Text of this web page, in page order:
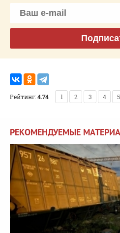
Рейтинг:4.74 1 2 3 4 5
РЕКОМЕНДУЕМЫЕ